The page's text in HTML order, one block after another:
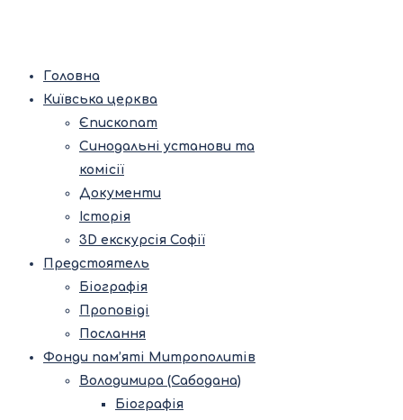
Головна
Київська церква
Єпископат
Синодальні установи та
комісії
Документи
Історія
3D екскурсія Софії
Предстоятель
Біографія
Проповіді
Послання
Фонди пам’яті Митрополитів
Володимира (Сабодана)
Біографія